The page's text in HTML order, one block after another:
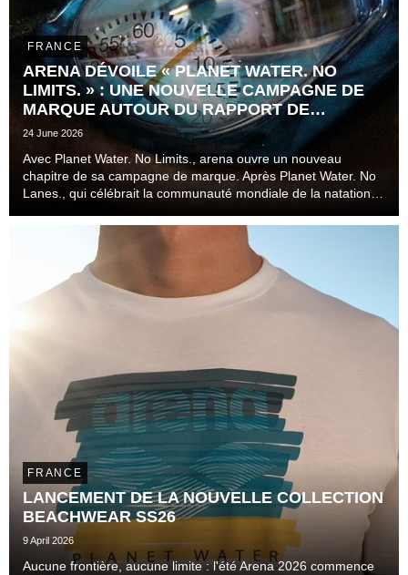
FRANCE
ARENA DÉVOILE « PLANET WATER. NO
LIMITS. » : UNE NOUVELLE CAMPAGNE DE
MARQUE AUTOUR DU RAPPORT DE
L'ATHLÈTE AU TEMPS
24 June 2026
Avec Planet Water. No Limits., arena ouvre un nouveau
chapitre de sa campagne de marque. Après Planet Water. No
Lanes., qui célébrait la communauté mondiale de la natation
pratique, la marque s'attaque désormais à l...
FRANCE
LANCEMENT DE LA NOUVELLE COLLECTION
BEACHWEAR SS26
9 April 2026
Aucune frontière, aucune limite : l'été Arena 2026 commence